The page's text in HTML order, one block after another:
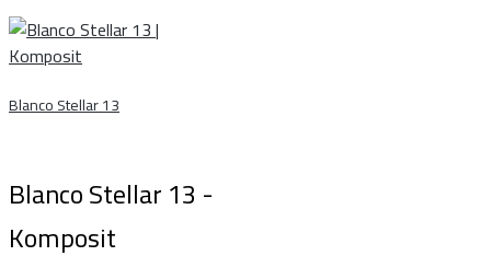
Blanco Stellar 13
Blanco Stellar 13 -
Komposit